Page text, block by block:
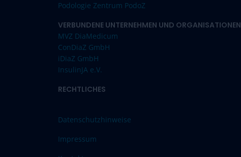
Podologie Zentrum PodoZ
VERBUNDENE UNTERNEHMEN UND ORGANISATIONEN
MVZ DiaMedicum
ConDiaZ GmbH
iDiaZ GmbH
InsulinJA e.V.
RECHTLICHES
Datenschutzhinweise
Impressum